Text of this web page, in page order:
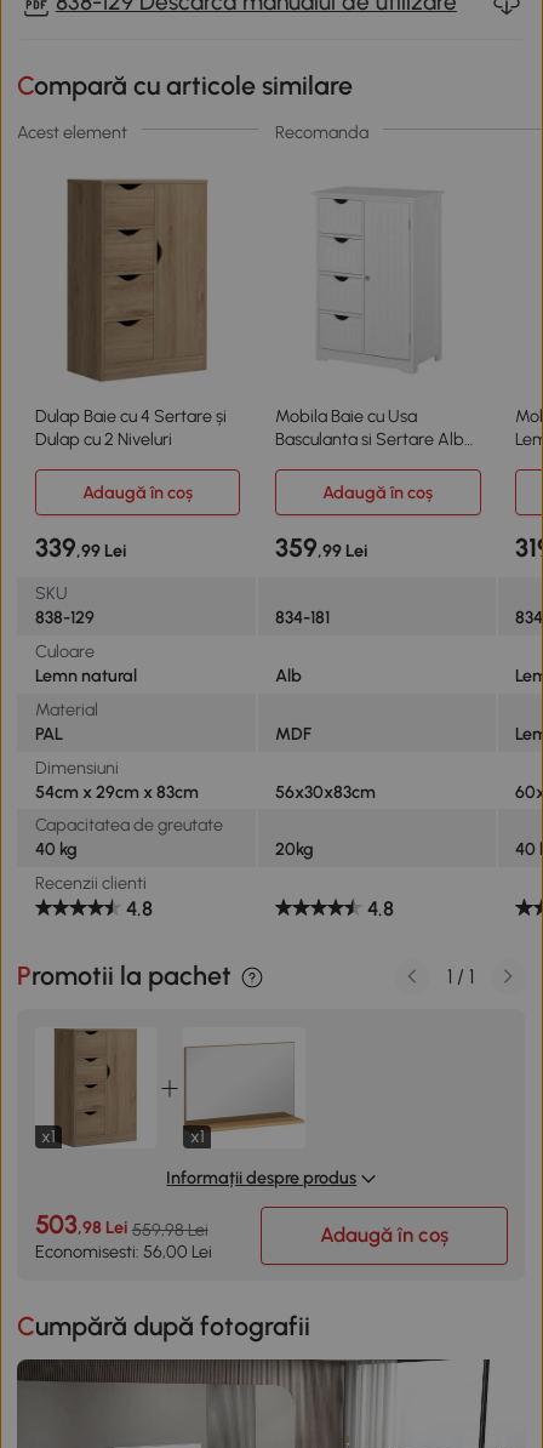
Compară cu articole similare
Acest element Recomanda
Dulap Baie cu 4 Sertare și
Dulap cu 2 Niveluri
Mobila Baie cu Usa
Basculanta si Sertare Alb
Adaugă în coș Adaugă în coș
339,99 Lei 359,99 Lei
SKU
838-129
834-181
Culoare
Lemn natural
Alb
Material
PAL
MDF
Dimensiuni
54cm x 29cm x 83cm
56x30x83cm
Capacitatea de greutate
40 kg
20kg
40
Recenzii clienti
4.8 4.8
Promotii la pachet
x1
x1
Informații despre produs
503,98 Lei 559,98 Lei
Economisesti: 56,00 Lei
Adaugă în coș
1 / 1
Cumpără după fotografii